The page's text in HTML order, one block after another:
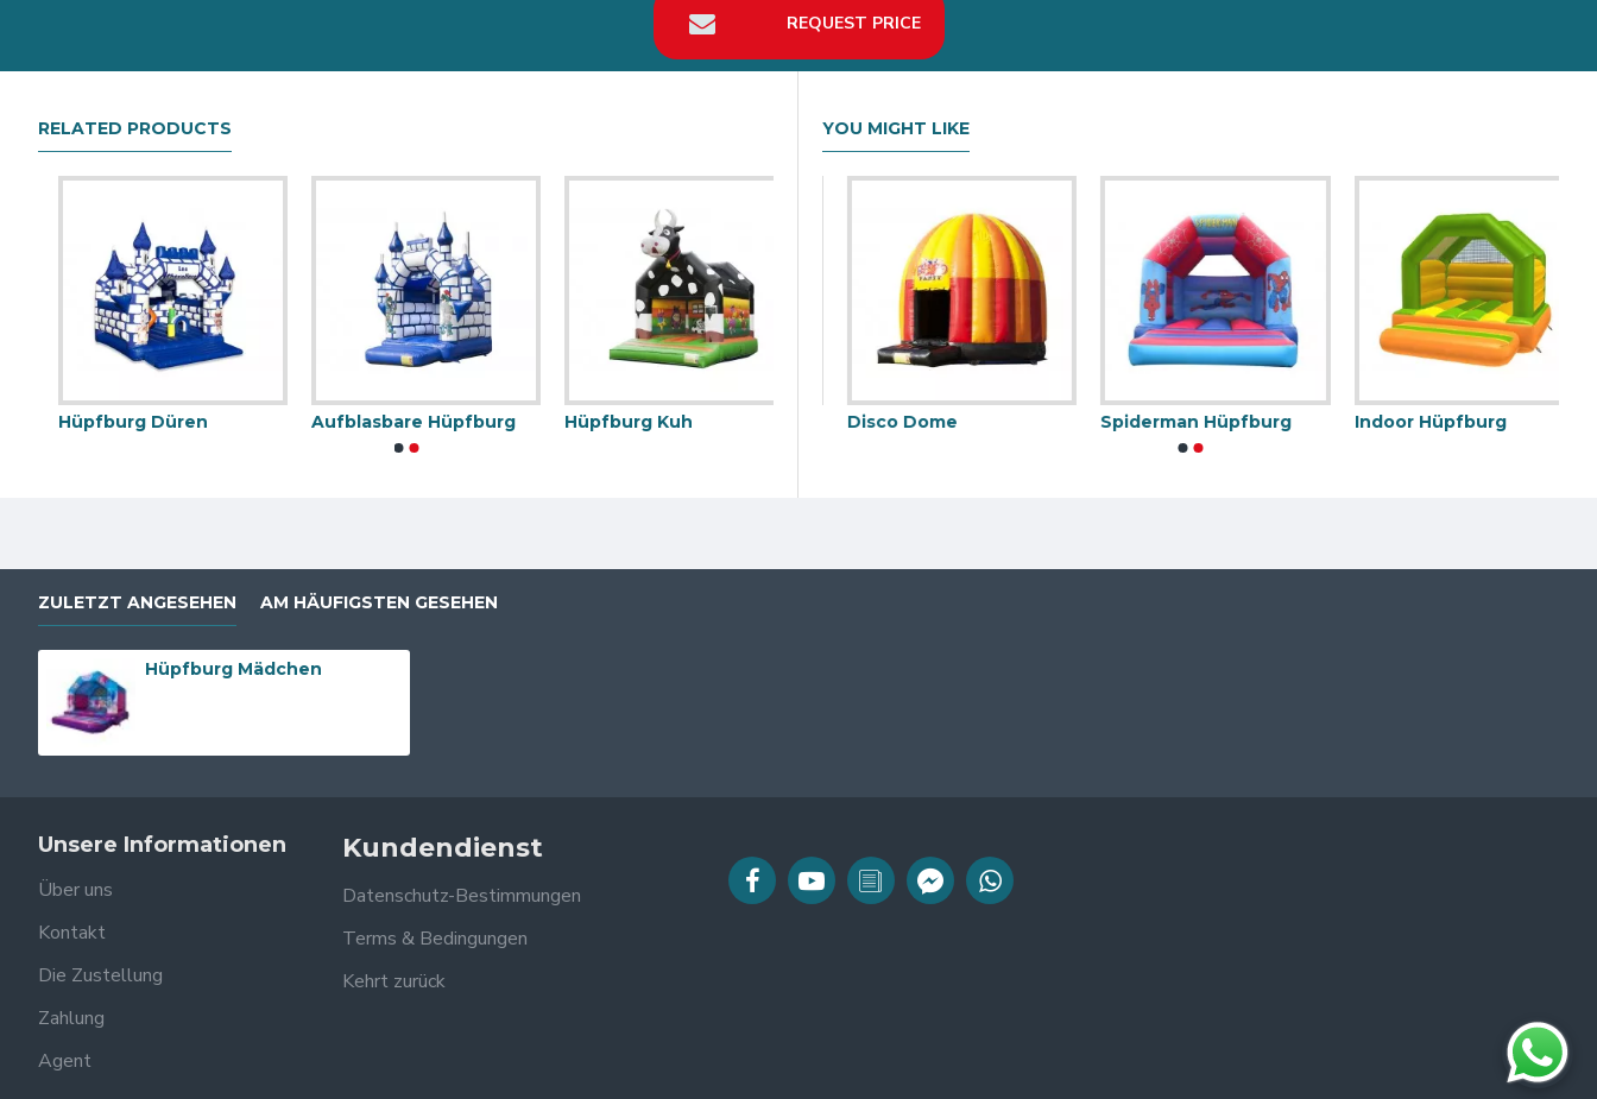
REQUEST PRICE
RELATED PRODUCTS
Hüpfburg Düren Aufblasbare Hüpfburg Hüpfburg Kuh
YOU MIGHT LIKE
Paw Patrol Springburg Hüpfburg Kuh Springburg Disco Dome Spiderman Hüpfburg Indoor Hüpfburg
ZULETZT ANGESEHEN AM HÄUFIGSTEN GESEHEN
Hüpfburg Mädchen
Unsere Informationen
Über uns
Kontakt
Die Zustellung
Zahlung
Agent
Kundendienst
Datenschutz-Bestimmungen
Terms & Bedingungen
Kehrt zurück